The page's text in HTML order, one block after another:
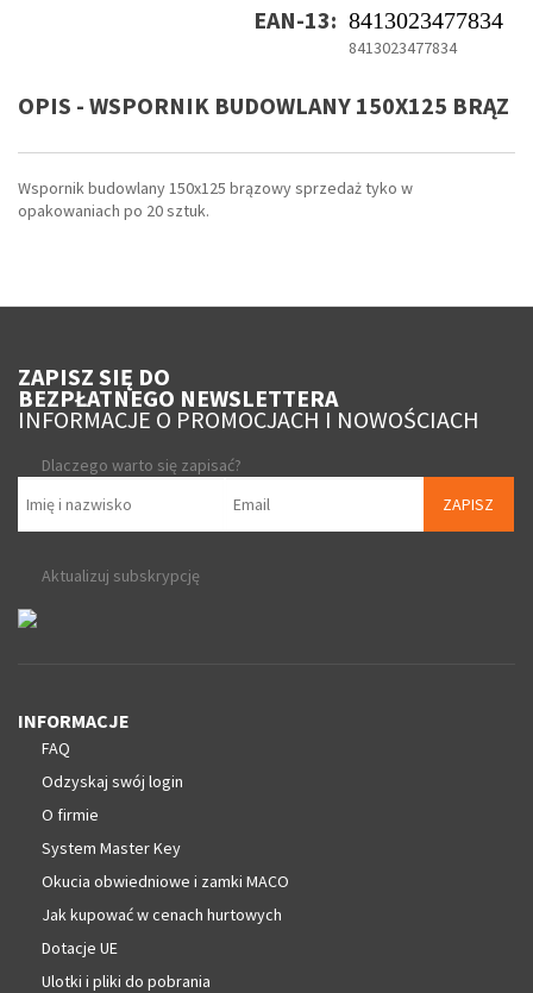
EAN-13: 8413023477834
8413023477834
OPIS - WSPORNIK BUDOWLANY 150X125 BRĄZ
Wspornik budowlany 150x125 brązowy sprzedaż tyko w
opakowaniach po 20 sztuk.
ZAPISZ SIĘ DO
BEZPŁATNEGO NEWSLETTERA
INFORMACJE O PROMOCJACH I NOWOŚCIACH
Dlaczego warto się zapisać?
ZAPISZ
Aktualizuj subskrypcję
INFORMACJE
FAQ
Odzyskaj swój login
O firmie
System Master Key
Okucia obwiedniowe i zamki MACO
Jak kupować w cenach hurtowych
Dotacje UE
Ulotki i pliki do pobrania